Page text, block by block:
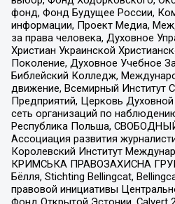
фонд, Фонд Будущее России,
информации, Проект Медиа,
за права человека, Духовное
Христиан Украинской
Поколение, Духовное Учебное
Библейский Колледж,
движение, Всемирный Институт
Предприятий, Церковь Духовной
сеть организаций по
Республика Польша,
Ассоциация развития
Королевский Институт
КРИМСЬКА ПРАВОЗАХИСНА
Бёлля, Stichting Bellingcat,
правовой инициативы